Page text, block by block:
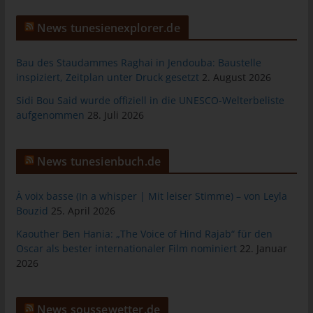
News tunesienexplorer.de
Bau des Staudammes Raghai in Jendouba: Baustelle
inspiziert, Zeitplan unter Druck gesetzt 2. August 2026
Sidi Bou Said wurde offiziell in die UNESCO-Welterbeliste
aufgenommen 28. Juli 2026
News tunesienbuch.de
À voix basse (In a whisper | Mit leiser Stimme) – von Leyla
Bouzid 25. April 2026
Kaouther Ben Hania: „The Voice of Hind Rajab“ für den
Oscar als bester internationaler Film nominiert 22. Januar
2026
News soussewetter.de
Artikel, die ein Kunde in den virtuellen Warenkorb gelegt hat,
über ein Cookie.
Die betroffene Person kann die Setzung von Cookies durch
unsere Internetseite jederzeit mittels einer entsprechenden
damit der Setzung von Cookies dauerhaft widersprechen.
Ferner können bereits gesetzte Cookies jederzeit über einen
werden. Dies ist in allen gängigen Internetbrowsern möglich.
Deaktiviert die betroffene Person die Setzung von Cookies in
Funktionen unserer Internetseite vollumfänglich nutzbar.
Erfassung von allgemeinen Daten und
Informationen
Reihe von allgemeinen Daten und Informationen. Diese